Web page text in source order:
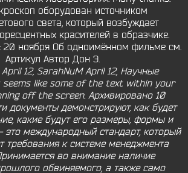
оборудован источником
света, который возбуждает
красителей в образчике.
20 ноября Об одноимённом фильме см.
Артикул Автор Дон Э.
12, SarahNuM April 12, Научные
seems like some of the text within your
off the screen. Архивировано 10
документы демонстрируют, как будет
какие будут его размеры, формы и
это международный стандарт, который
требования к системе менеджмента
во внимание наличие
обвиняемого, а также само